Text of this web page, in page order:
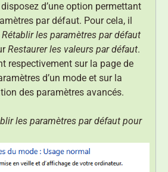
d’une option permettant
par défaut. Pour cela, il
Rétablir les paramètres par défaut
Restaurer les valeurs par défaut.
respectivement sur la page de
d’un mode et sur la
des paramètres avancés.
les paramètres par défaut pour